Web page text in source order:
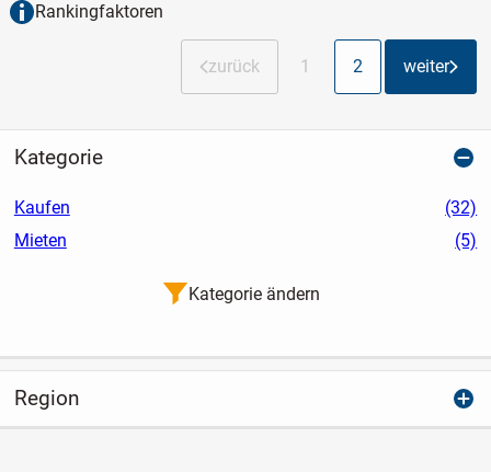
Rankingfaktoren
zurück 1 2 weiter
Kategorie
Kaufen
(32)
Mieten
(5)
Kategorie ändern
Region